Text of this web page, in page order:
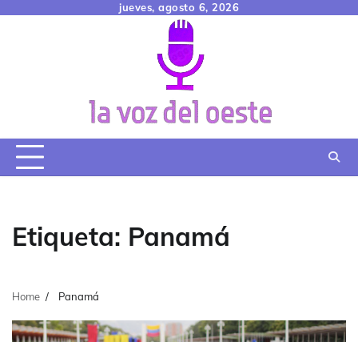
jueves, agosto 6, 2026
Etiqueta: Panamá
Home Panamá